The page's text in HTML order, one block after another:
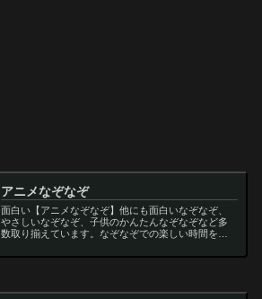
アニメなぞなぞ
面白い【アニメなぞなぞ】他にも面白いなぞなぞ、
やさしいなぞなぞ、子供のかんたんなぞなぞなど多
数取り揃えています。なぞなぞでの楽しい時間をお